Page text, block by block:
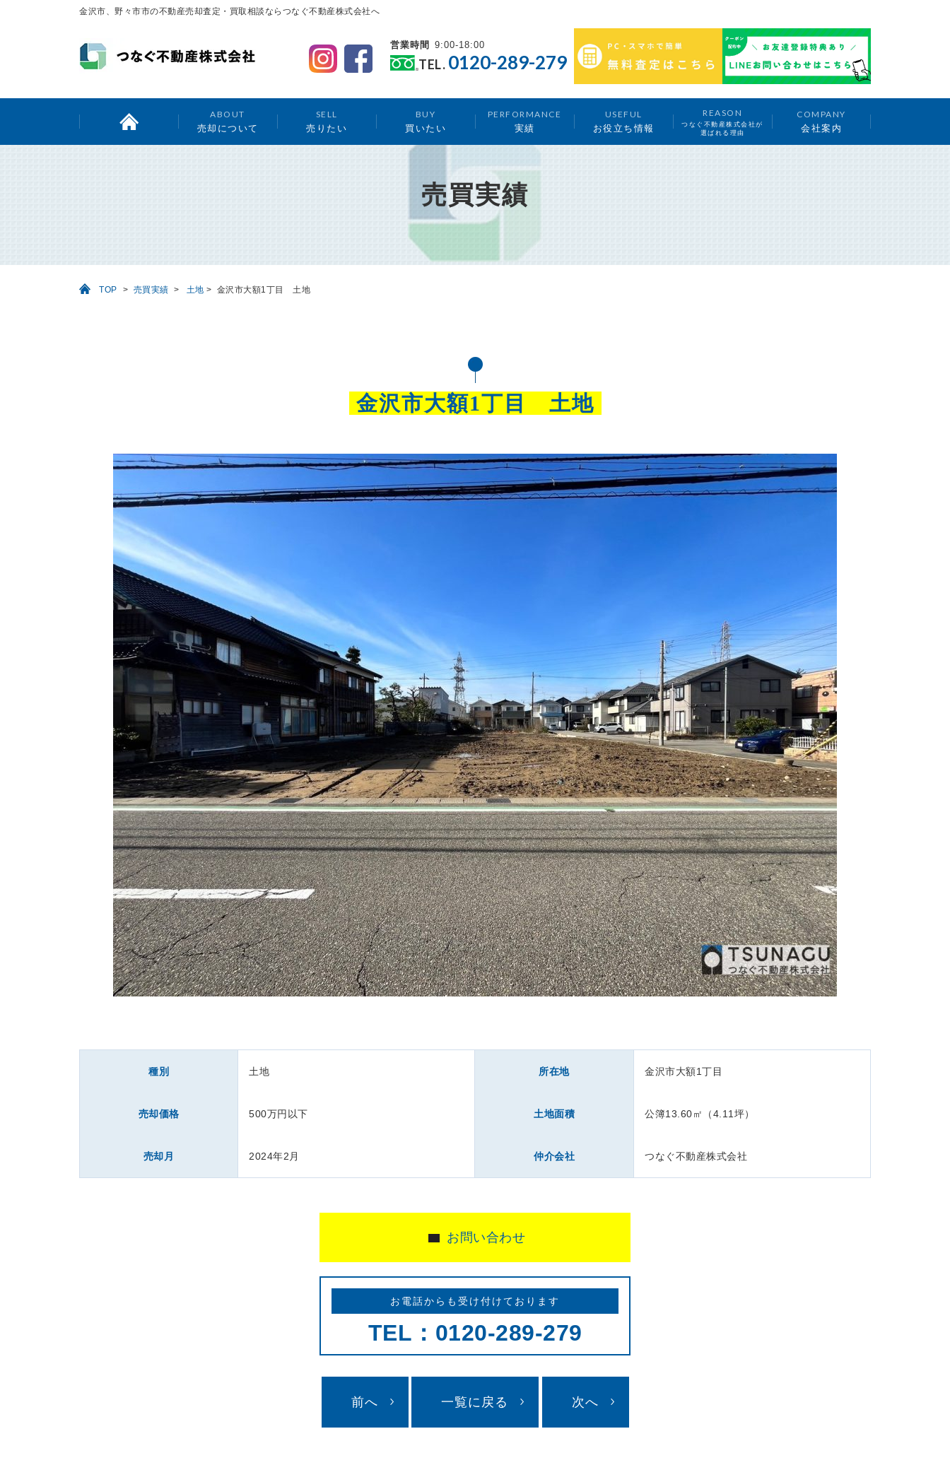
金沢市、野々市市の不動産売却査定・買取相談ならつなぐ不動産株式会社へ
営業時間 9:00-18:00
TEL. 0120-289-279
ABOUT
売却について
SELL
売りたい
BUY
買いたい
PERFORMANCE
実績
USEFUL
お役立ち情報
REASON
つなぐ不動産株式会社が
選ばれる理由
COMPANY
会社案内
売買実績
TOP > 売買実績 > 土地 > 金沢市大額1丁目 土地
金沢市大額1丁目 土地
種別 土地 所在地 金沢市大額1丁目
売却価格 500万円以下 土地面積 公簿13.60㎡（4.11坪）
売却月 2024年2月 仲介会社 つなぐ不動産株式会社
お問い合わせ
お電話からも受け付けております
TEL：0120-289-279
前へ 一覧に戻る 次へ